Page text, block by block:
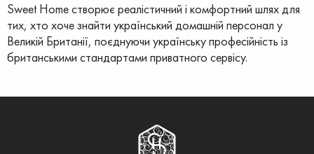
Sweet Home створює реалістичний і комфортний шлях для
тих, хто хоче знайти український домашній персонал у
Великій Британії, поєднуючи українську професійність із
британськими стандартами приватного сервісу.